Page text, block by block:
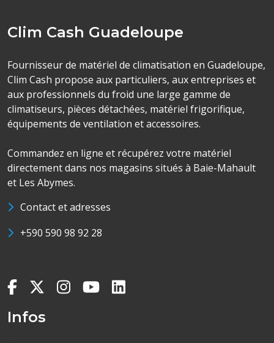
Clim Cash Guadeloupe
Fournisseur de matériel de climatisation en Guadeloupe,
Clim Cash propose aux particuliers, aux entreprises et
aux professionnels du froid une large gamme de
climatiseurs, pièces détachées, matériel frigorifique,
équipements de ventilation et accessoires.
Commandez en ligne et récupérez votre matériel
directement dans nos magasins situés à Baie-Mahault
et Les Abymes.
Contact et adresses
+590 590 98 92 28
Infos